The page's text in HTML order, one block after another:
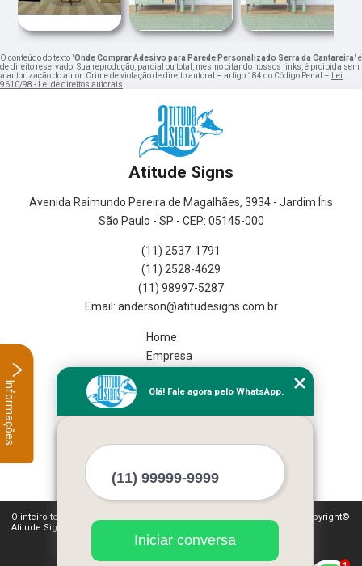
O conteúdo do texto "Onde Comprar Adesivo para Parede Personalizado Serra da Cantareira" é
de direito reservado. Sua reprodução, parcial ou total, mesmo citando nossos links, é proibida sem
a autorização do autor. Crime de violação de direito autoral – artigo 184 do Código Penal – Lei
9610/98 - Lei de direitos autorais.
Atitude Signs
Avenida Raimundo Pereira de Magalhães, 3934 - Jardim Íris
São Paulo - SP - CEP: 05145-000
(11) 2537-1791
(11) 2528-4629
(11) 98997-5287
Home
Empresa
Serviços
Mais Serviços
O inteiro teor deste site está sujeito à proteção de direitos autorais. Copyright©
Atitude Signs (Lei 9610 de 19/02/1998)
Olá! Fale agora pelo WhatsApp.
Iniciar conversa
Informações